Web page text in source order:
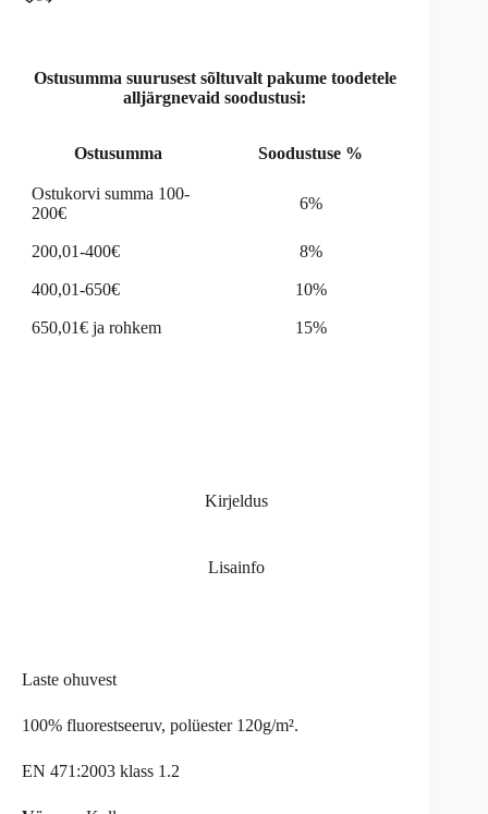
Ostusumma suurusest sõltuvalt pakume toodetele
alljärgnevaid soodustusi:
Ostusumma Soodustuse %
Ostukorvi summa 100-
200€
6%
200,01-400€ 8%
400,01-650€ 10%
650,01€ ja rohkem 15%
Kirjeldus
Lisainfo
Laste ohuvest
100% fluorestseeruv, polüester 120g/m².
EN 471:2003 klass 1.2